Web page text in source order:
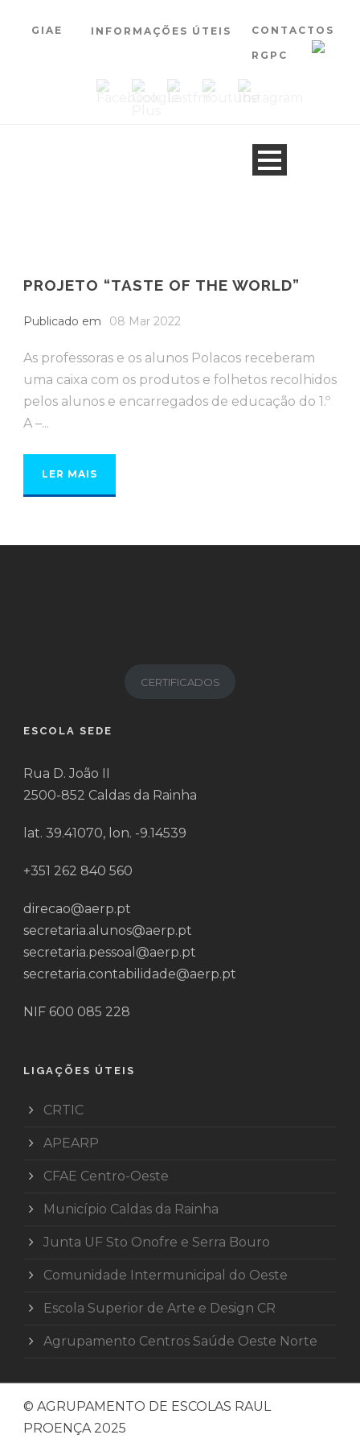
GIAE INFORMAÇÕES ÚTEIS CONTACTOS
RGPC
PROJETO “TASTE OF THE WORLD”
Publicado em 08 Mar 2022
As professoras e os alunos Polacos receberam
uma caixa com os produtos e folhetos recolhidos
pelos alunos e encarregados de educação do 1.º
A –...
LER MAIS
CERTIFICADOS
ESCOLA SEDE
Rua D. João II
2500-852 Caldas da Rainha
lat. 39.41070, lon. -9.14539
+351 262 840 560
direcao@aerp.pt
secretaria.alunos@aerp.pt
secretaria.pessoal@aerp.pt
secretaria.contabilidade@aerp.pt
NIF 600 085 228
LIGAÇÕES ÚTEIS
CRTIC
APEARP
CFAE Centro-Oeste
Município Caldas da Rainha
Junta UF Sto Onofre e Serra Bouro
Comunidade Intermunicipal do Oeste
Escola Superior de Arte e Design CR
Agrupamento Centros Saúde Oeste Norte
© AGRUPAMENTO DE ESCOLAS RAUL
PROENÇA 2025